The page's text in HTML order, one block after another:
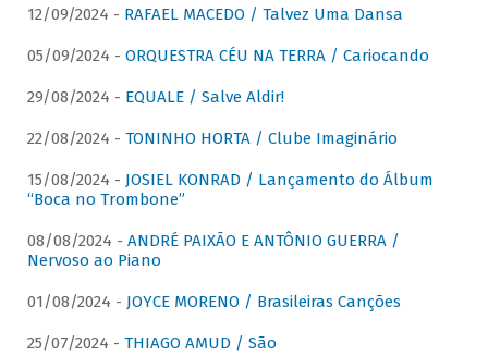
12/09/2024 - RAFAEL MACEDO / Talvez Uma Dansa
05/09/2024 - ORQUESTRA CÉU NA TERRA / Cariocando
29/08/2024 - EQUALE / Salve Aldir!
22/08/2024 - TONINHO HORTA / Clube Imaginário
15/08/2024 - JOSIEL KONRAD / Lançamento do Álbum
“Boca no Trombone”
08/08/2024 - ANDRÉ PAIXÃO E ANTÔNIO GUERRA /
Nervoso ao Piano
01/08/2024 - JOYCE MORENO / Brasileiras Canções
25/07/2024 - THIAGO AMUD / São